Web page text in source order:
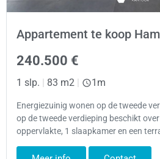
Appartement te koop Ham
240.500 €
1 slp. 83 m2 1m
Energiezuinig wonen op de tweede
op de tweede verdieping beschikt
oppervlakte, 1 slaapkamer en een